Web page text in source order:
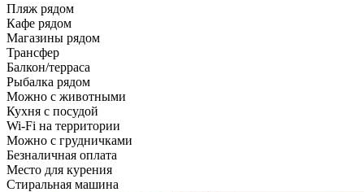
Пляж рядом
Кафе рядом
Магазины рядом
Трансфер
Балкон/терраса
Рыбалка рядом
Можно с животными
Кухня с посудой
Wi-Fi на территории
Можно с грудничками
Безналичная оплата
Место для курения
Стиральная машина